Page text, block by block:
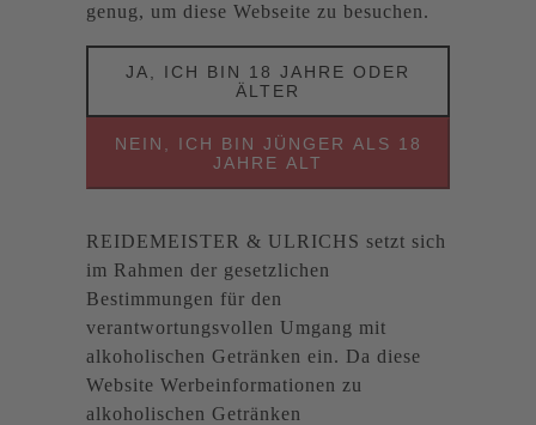
genug, um diese Webseite zu besuchen.
JA, ICH BIN 18 JAHRE ODER
ÄLTER
NEIN, ICH BIN JÜNGER ALS 18
JAHRE ALT
REIDEMEISTER & ULRICHS setzt sich
im Rahmen der gesetzlichen
Bestimmungen für den
verantwortungsvollen Umgang mit
alkoholischen Getränken ein. Da diese
Website Werbeinformationen zu
alkoholischen Getränken